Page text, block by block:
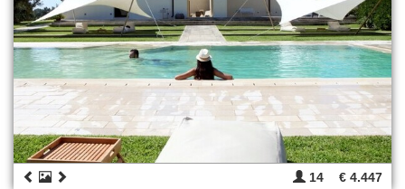
14 € 4.447